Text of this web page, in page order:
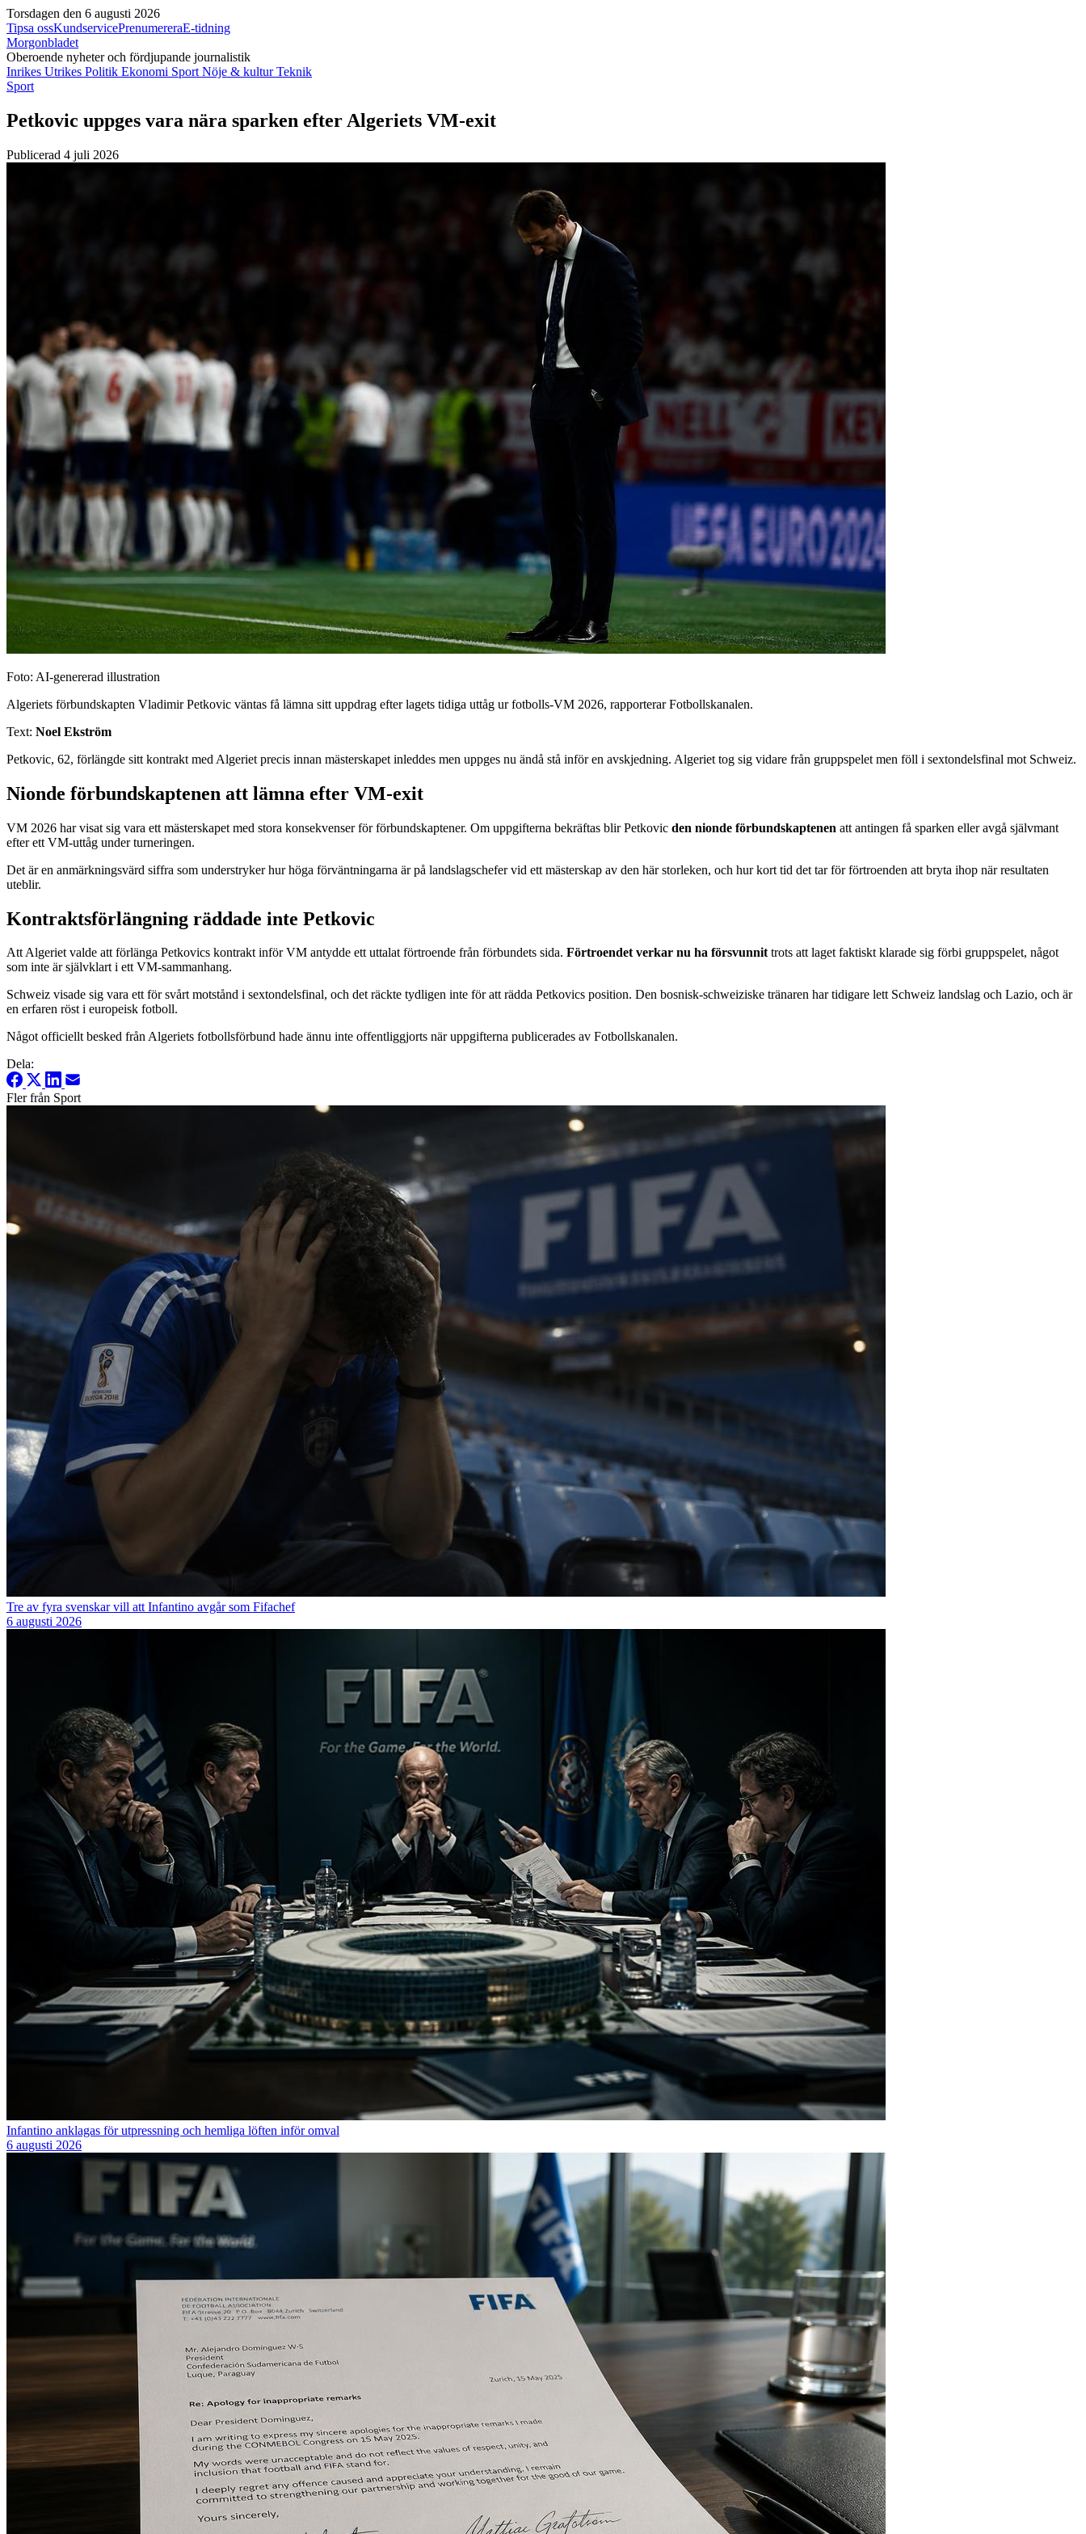
Torsdagen den 6 augusti 2026
Tipsa ossKundservicePrenumereraE-tidning
Morgonbladet
Oberoende nyheter och fördjupande journalistik
Inrikes Utrikes Politik Ekonomi Sport Nöje & kulturTeknik
Sport
Petkovic uppges vara nära sparken efter Algeriets VM-exit
Publicerad 4 juli 2026
Foto: AI-genererad illustration
Algeriets förbundskapten Vladimir Petkovic väntas få lämna sitt uppdrag efter lagets tidiga uttåg ur fotbolls-VM 2026, rapporterar Fotbollskanalen.
Text: Noel Ekström
Petkovic, 62, förlängde sitt kontrakt med Algeriet precis innan mästerskapet inleddes men uppges nu ändå stå inför en avskjedning. Algeriet tog sig vidare från gruppspelet men föll i sextondelsfinal mot Schweiz.
Nionde förbundskaptenen att lämna efter VM-exit
VM 2026 har visat sig vara ett mästerskapet med stora konsekvenser för förbundskaptener. Om uppgifterna bekräftas blir Petkovic den nionde förbundskaptenen att antingen få sparken eller avgå självmant
efter ett VM-uttåg under turneringen.
Det är en anmärkningsvärd siffra som understryker hur höga förväntningarna är på landslagschefer vid ett mästerskap av den här storleken, och hur kort tid det tar för förtroenden att bryta ihop när resultaten
uteblir.
Kontraktsförlängning räddade inte Petkovic
Att Algeriet valde att förlänga Petkovics kontrakt inför VM antydde ett uttalat förtroende från förbundets sida. Förtroendet verkar nu ha försvunnittrots att laget faktiskt klarade sig förbi gruppspelet, något
som inte är självklart i ett VM-sammanhang.
Schweiz visade sig vara ett för svårt motstånd i sextondelsfinal, och det räckte tydligen inte för att rädda Petkovics position. Den bosnisk-schweiziske tränaren har tidigare lett Schweiz landslag och Lazio, och är
en erfaren röst i europeisk fotboll.
Något officiellt besked från Algeriets fotbollsförbund hade ännu inte offentliggjorts när uppgifterna publicerades av Fotbollskanalen.
Dela:
Fler från Sport
Tre av fyra svenskar vill att Infantino avgår som Fifachef
6 augusti 2026
Infantino anklagas för utpressning och hemliga löften inför omval
6 augusti 2026